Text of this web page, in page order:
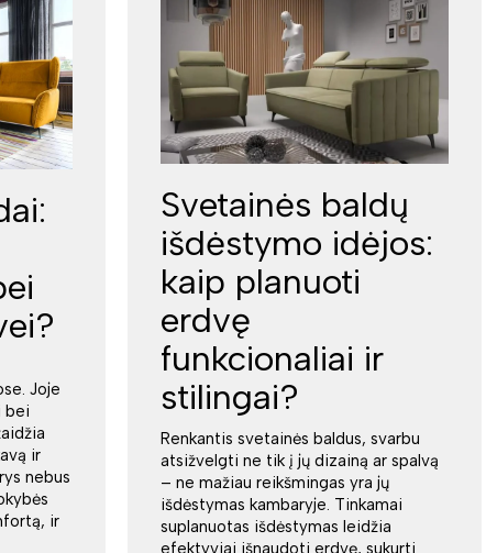
Joje
bei
ir
nebus
ir
Svetainės baldų
išdėstymo idėjos:
kaip planuoti
erdvę
funkcionaliai ir
stilingai?
Renkantis svetainės baldus, svarbu
atsižvelgti ne tik į jų dizainą ar spalvą
– ne mažiau reikšmingas yra jų
išdėstymas kambaryje. Tinkamai
suplanuotas išdėstymas leidžia
efektyviai išnaudoti erdvę, sukurti